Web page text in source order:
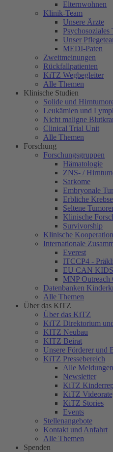
Elternwohnen
Klinik-Team
Unsere Ärzte
Psychosoziales
Unser
MEDI-Paten
Zweitmeinungen
Rückfallpatienten
KiTZ Wegbegleiter
Alle Themen
Klinische Studien
Solide und
Leukämien und
Nicht maligne
Clinical Trial Unit
Alle Themen
Forschung
Forschungsgruppen
Hämatologie
ZNS- /
Sarkome
Embryonale
Erbliche
Seltene
Klinische
Survivorship
Klinische
Internationale
Everest
ITCCP4 -
EU CAN KIDS
MNP Outreach
Datenbanken
Alle Themen
Über das KiTZ
Über das KiTZ
KiTZ Direktorium
KITZ Neubau
KITZ Beirat
Unsere Förderer und
KiTZ Pressebereich
Alle Meldungen
Newsletter
KiTZ
KiTZ
KiTZ Stories
Events
Stellenangebote
Kontakt und Anfahrt
Alle Themen
Spenden